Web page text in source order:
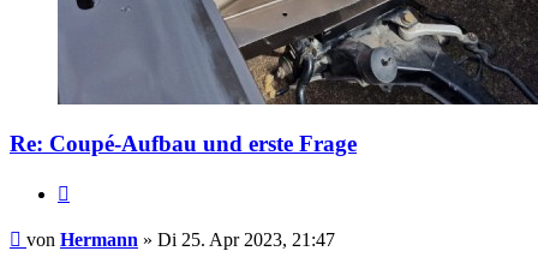
Re: Coupé-Aufbau und erste Frage
von Hermann » Di 25. Apr 2023, 21:47